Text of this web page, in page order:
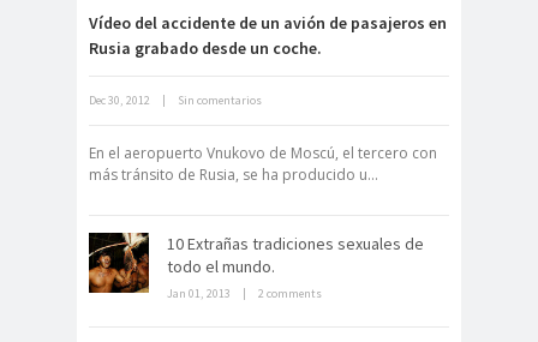
Archivo Getty, un tesoro bajo tierra
Vídeo del accidente de un avión de pasajeros en
Rusia grabado desde un coche.
Dec 30, 2012 | Sin comentarios
En el aeropuerto Vnukovo de Moscú, el tercero con
más tránsito de Rusia, se ha producido u...
10 Extrañas tradiciones sexuales de
todo el mundo.
Jan 01, 2013 | 2 comments